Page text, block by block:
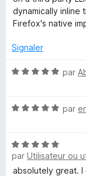
a
g
e
s
5
s
r
dynamically inline
Firefox's native
Signaler
N
é
u
r
5
par
N
é
5
s
par
N
o
t
par Utilisateur ou
absolutely great. I